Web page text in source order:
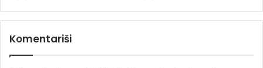
n
7
p
Komentariši